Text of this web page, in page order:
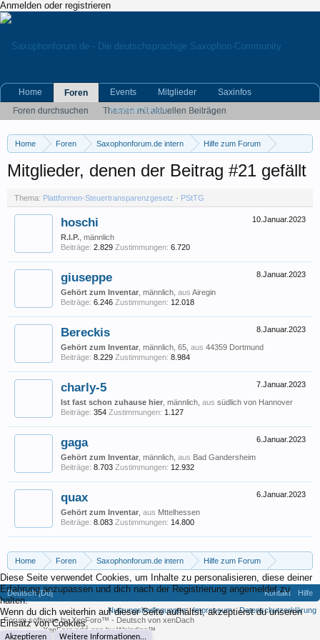
Anmelden oder registrieren
Home Foren Saxophonforum.de intern
Hilfe zum Forum
Mitglieder, denen der Beitrag #21 gefällt
Thema: Plattformen-Steuertransparenzgesetz - PStTG
10.Januar.2023
hoschi
R.I.P. , männlich
Beiträge: 2.829 Zustimmungen: 6.720
8.Januar.2023
giuseppe
Gehört zum Inventar , männlich, aus Airegin
Beiträge: 6.246 Zustimmungen: 12.018
8.Januar.2023
Bereckis
Gehört zum Inventar , männlich, 65, aus 44359 Dortmund
Beiträge: 8.229 Zustimmungen: 8.984
7.Januar.2023
charly-5
Ist fast schon zuhause hier , männlich, aus südlich von Hannover
Beiträge: 354 Zustimmungen: 1.127
6.Januar.2023
gaga
Gehört zum Inventar , männlich, aus Bad Gandersheim
Beiträge: 8.703 Zustimmungen: 12.932
6.Januar.2023
quax
Gehört zum Inventar aus Mttelhessen
Beiträge: 8.083 Zustimmungen: 14.800
Home Foren Saxophonforum.de intern
Hilfe zum Forum
Plattformen-Steuertransparenzgesetz - PStTG
Home
Foren
Foren durchsuchen
Themen mit aktuellen Beiträgen
Events Mitglieder
Saxinfos
Kleinanzeigen
Deutsch [Du] Kontakt
Hilfe
Nutzungsbedingungen
Impressum
Datenschutzerklärung
Forum software by XenForo™ - Deutsch von xenDach
XenForo add-ons by Waindigo™
Diese Seite verwendet Cookies, um Inhalte zu personalisieren, diese deiner
Erfahrung anzupassen und dich nach der Registrierung angemeldet zu
halten.
Wenn du dich weiterhin auf dieser Seite aufhältst, akzeptierst du unseren
Einsatz von Cookies.
Akzeptieren Weitere Informationen...